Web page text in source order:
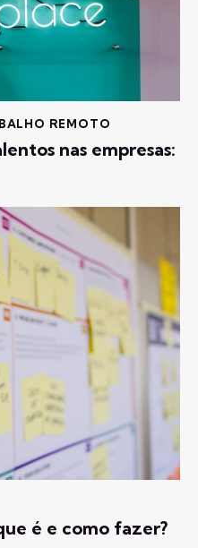
REMOTO
nas empresas:
é e como fazer?